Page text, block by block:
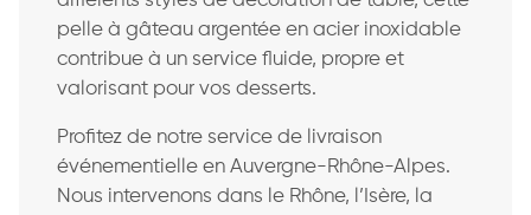
pelle à gâteau argentée en acier inoxidable
contribue à un service fluide, propre et
valorisant pour vos desserts.
Profitez de notre service de livraison
événementielle en Auvergne-Rhône-Alpes.
Nous intervenons dans le Rhône, l’Isère, la